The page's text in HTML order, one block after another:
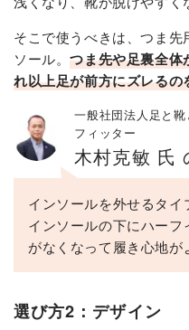
そこで使うべきは、つま
ソール。つま先や足裏全体
れ以上足が前方にズレる
一般社団法人足と
フィッター
木村克敏 氏
インソールを外せるタ
インソールの下にハー
がなくなって履き心地が
選び方2：デザイン